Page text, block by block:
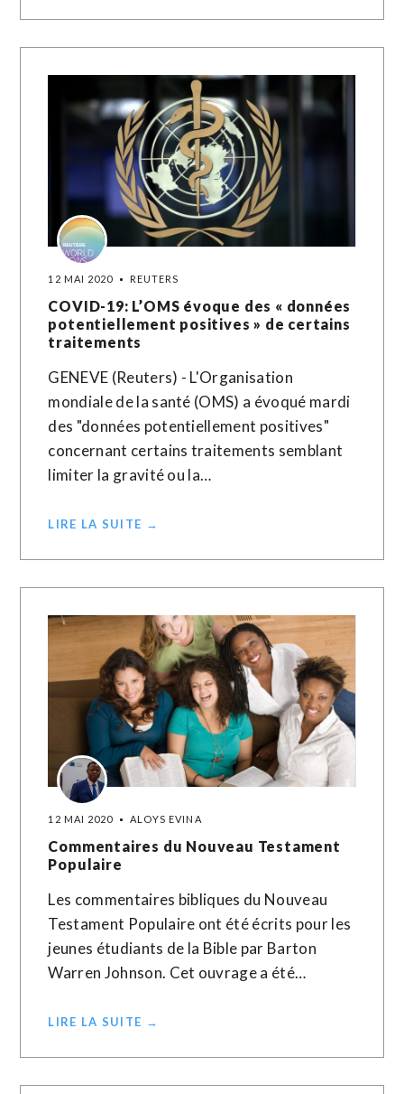
12 MAI 2020 REUTERS
COVID-19: L’OMS évoque des « données
potentiellement positives » de certains
traitements
GENEVE (Reuters) - L'Organisation
mondiale de la santé (OMS) a évoqué mardi
des "données potentiellement positives"
concernant certains traitements semblant
limiter la gravité ou la…
LIRE LA SUITE →
12 MAI 2020 ALOYS EVINA
Commentaires du Nouveau Testament
Populaire
Les commentaires bibliques du Nouveau
Testament Populaire ont été écrits pour les
jeunes étudiants de la Bible par Barton
Warren Johnson. Cet ouvrage a été…
LIRE LA SUITE →